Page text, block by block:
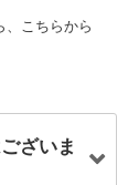
、こちらから
ざいま